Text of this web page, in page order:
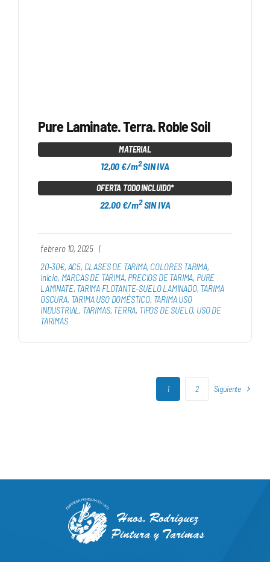
Pure Laminate. Terra. Roble Soil
MATERIAL
12,00 €/m2SIN IVA
OFERTA TODO INCLUIDO*
22,00 €/m2SIN IVA
febrero 10, 2025 |
20-30€, AC5, CLASES DE TARIMA, COLORES TARIMA,
Inicio, MARCAS DE TARIMA, PRECIOS DE TARIMA, PURE
LAMINATE, TARIMA FLOTANTE-SUELO LAMINADO, TARIMA
OSCURA, TARIMA USO DOMÉSTICO, TARIMA USO
INDUSTRIAL , TARIMAS, TERRA, TIPOS DE SUELO, USO DE
TARIMAS
1 2 Siguiente